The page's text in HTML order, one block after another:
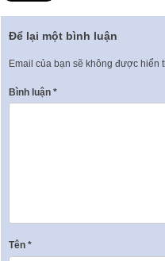
Để lại một bình luận
Email của bạn sẽ không được hiển
Bình luận *
Tên *